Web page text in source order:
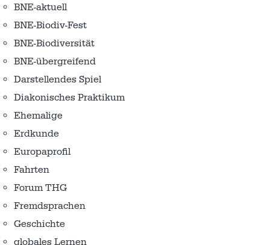
BNE-aktuell
BNE-Biodiv-Fest
BNE-Biodiversität
BNE-übergreifend
Darstellendes Spiel
Diakonisches Praktikum
Ehemalige
Erdkunde
Europaprofil
Fahrten
Forum THG
Fremdsprachen
Geschichte
globales Lernen